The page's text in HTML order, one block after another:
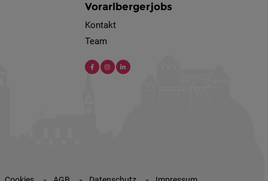
Vorarlbergerjobs
Kontakt
Team